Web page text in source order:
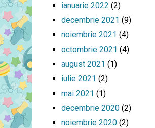
ianuarie 2022 (2)
decembrie 2021 (9)
noiembrie 2021 (4)
octombrie 2021 (4)
august 2021 (1)
iulie 2021 (2)
mai 2021 (1)
decembrie 2020(2)
noiembrie 2020(2)